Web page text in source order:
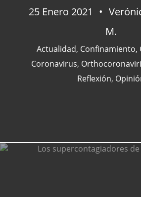
25 Enero 2021
M.
Actualidad, Confinamiento,
Coronavirus,
Reflexión,
España
(77)
Barcelona(47)
Europa(47)
Venezuela(43)